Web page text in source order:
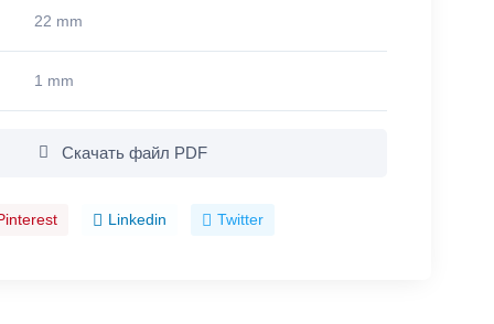
22 mm
1 mm
Скачать файл PDF
Linkedin Twitter